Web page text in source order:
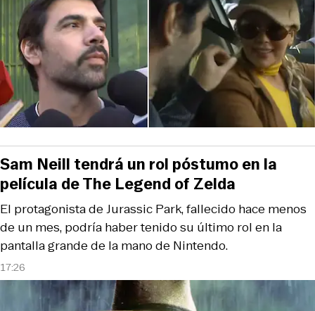
17:26
El protagonista de Jurassic Park, fallecido hace menos
de un mes, podría haber tenido su último rol en la
pantalla grande de la mano de Nintendo.
Sam Neill tendrá un rol póstumo en la
película de The Legend of Zelda